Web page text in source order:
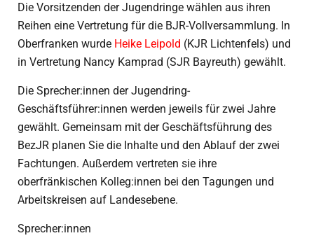
Die Vorsitzenden der Jugendringe wählen aus ihren
Reihen eine Vertretung für die BJR-Vollversammlung. In
Oberfranken wurde Heike Leipold (KJR Lichtenfels) und
in Vertretung Nancy Kamprad (SJR Bayreuth) gewählt.
Die Sprecher:innen der Jugendring-
Geschäftsführer:innen werden jeweils für zwei Jahre
gewählt. Gemeinsam mit der Geschäftsführung des
BezJR planen Sie die Inhalte und den Ablauf der zwei
Fachtungen. Außerdem vertreten sie ihre
oberfränkischen Kolleg:innen bei den Tagungen und
Arbeitskreisen auf Landesebene.
Sprecher:innen